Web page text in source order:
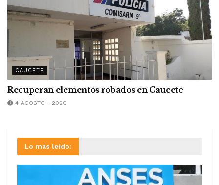
CAUCETE
Recuperan elementos robados en Caucete
4 AGOSTO - 2026
Lo más leído: